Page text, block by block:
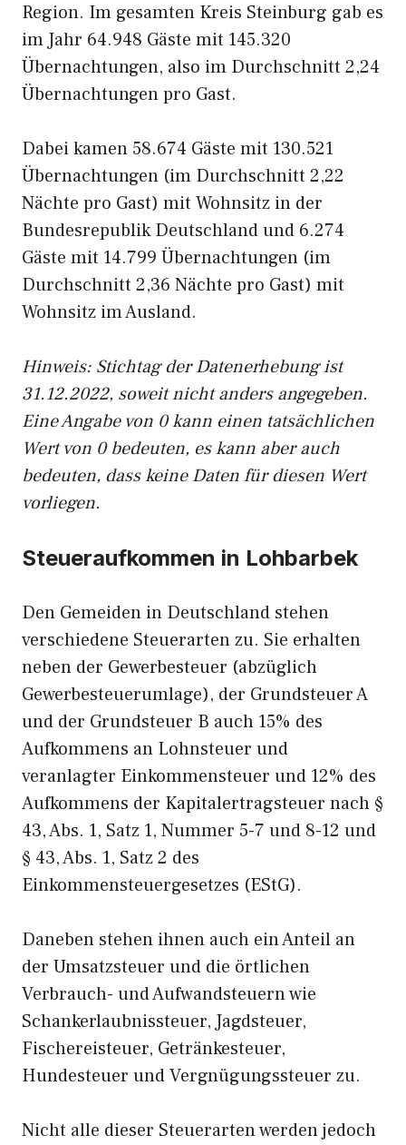
Region. Im gesamten Kreis Steinburg gab es
im Jahr 64.948 Gäste mit 145.320
Übernachtungen, also im Durchschnitt 2,24
Übernachtungen pro Gast.
Dabei kamen 58.674 Gäste mit 130.521
Übernachtungen (im Durchschnitt 2,22
Nächte pro Gast) mit Wohnsitz in der
Bundesrepublik Deutschland und 6.274
Gäste mit 14.799 Übernachtungen (im
Durchschnitt 2,36 Nächte pro Gast) mit
Wohnsitz im Ausland.
Hinweis: Stichtag der Datenerhebung ist
31.12.2022, soweit nicht anders angegeben.
Eine Angabe von 0 kann einen tatsächlichen
Wert von 0 bedeuten, es kann aber auch
bedeuten, dass keine Daten für diesen Wert
vorliegen.
Steueraufkommen in Lohbarbek
Den Gemeiden in Deutschland stehen
verschiedene Steuerarten zu. Sie erhalten
neben der Gewerbesteuer (abzüglich
Gewerbesteuerumlage), der Grundsteuer A
und der Grundsteuer B auch 15% des
Aufkommens an Lohnsteuer und
veranlagter Einkommensteuer und 12% des
Aufkommens der Kapitalertragsteuer nach §
43, Abs. 1, Satz 1, Nummer 5-7 und 8-12 und
§ 43, Abs. 1, Satz 2 des
Einkommensteuergesetzes (EStG).
Daneben stehen ihnen auch ein Anteil an
der Umsatzsteuer und die örtlichen
Verbrauch- und Aufwandsteuern wie
Schankerlaubnissteuer, Jagdsteuer,
Fischereisteuer, Getränkesteuer,
Hundesteuer und Vergnügungssteuer zu.
Nicht alle dieser Steuerarten werden jedoch